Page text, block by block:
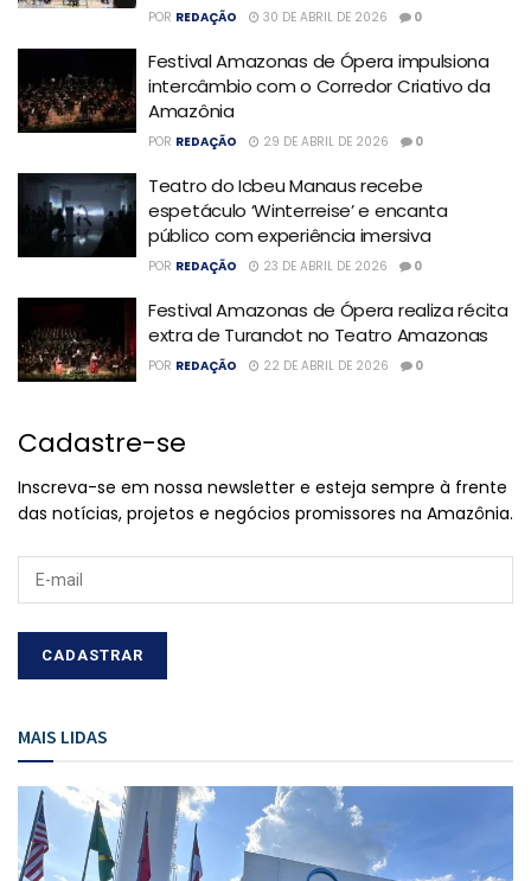
POR REDAÇÃO 30 DE ABRIL DE 2026 0
Festival Amazonas de Ópera impulsiona
intercâmbio com o Corredor Criativo da
Amazônia
POR REDAÇÃO 29 DE ABRIL DE 2026 0
Teatro do Icbeu Manaus recebe
espetáculo ‘Winterreise’ e encanta
público com experiência imersiva
POR REDAÇÃO 23 DE ABRIL DE 2026 0
Festival Amazonas de Ópera realiza récita
extra de Turandot no Teatro Amazonas
POR REDAÇÃO 22 DE ABRIL DE 2026 0
Cadastre-se
Inscreva-se em nossa newsletter e esteja sempre à frente
das notícias, projetos e negócios promissores na Amazônia.
MAIS LIDAS